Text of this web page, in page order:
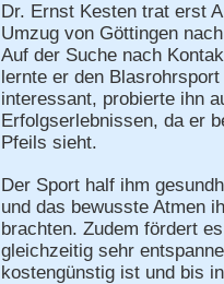
Dr. Ernst Kesten trat erst
Umzug von Göttingen
Auf der Suche nach
lernte er den
interessant, probierte ihn
Erfolgserlebnissen, da er
Pfeils sieht.
Der Sport half ihm
und das bewusste Atmen
brachten. Zudem fördert
gleichzeitig sehr
kostengünstig ist und bis